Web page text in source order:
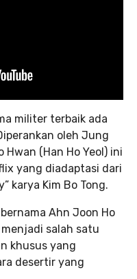
militer terbaik ada
oleh Jung
Hwan (Han Ho Yeol) ini
yang diadaptasi dari
karya Kim Bo Tong.
Ahn Joon Ho
salah satu
khusus yang
desertir yang